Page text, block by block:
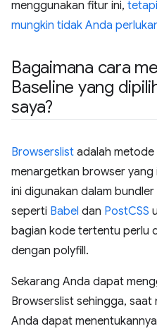
menggunakan fitur ini,
mungkin tidak Anda
Bagaimana cara
Baseline yang
saya?
Browserslist adalah metode
menargetkan browser
ini digunakan dalam
seperti Babel dan PostCSS
bagian kode tertentu perlu
dengan polyfill.
Sekarang Anda dapat
Browserslist sehingga, saat
Anda dapat